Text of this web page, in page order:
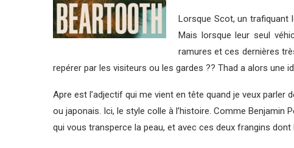
Lorsque Scot, un trafiquant
Mais lorsque leur seul
ramures et ces dernières
repérer par les visiteurs ou les gardes ?? Thad a alors une
Apre est l’adjectif qui me vient en tête quand je veux parler
ou japonais. Ici, le style colle à l’histoire. Comme
qui vous transperce la peau, et avec ces deux frangins